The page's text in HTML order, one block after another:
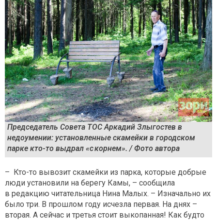
Председатель Совета ТОС Аркадий Злыгостев в
недоумении: установленные скамейки в городском
парке кто-то выдрал «с корнем». / Фото автора
– Кто-то вывозит скамейки из парка, которые добрые
люди установили на берегу Камы, – сообщила
в редакцию читательница Нина Малых. – Изначально их
было три. В прошлом году исчезла первая. На днях –
вторая. А сейчас и третья стоит выкопанная! Как будто